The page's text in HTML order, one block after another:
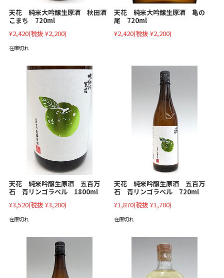
天花 純米大吟醸生原酒 秋田酒
こまち 720ml
¥2,420(税抜 ¥2,200)
在庫切れ
天花 純米大吟醸生原酒 亀の
尾 720ml
¥2,420(税抜 ¥2,200)
天花 純米吟醸生原酒 五百万
石 青リンゴラベル 1800ml
¥3,520(税抜 ¥3,200)
在庫切れ
天花 純米吟醸生原酒 五百万
石 青リンゴラベル 720ml
¥1,870(税抜 ¥1,700)
在庫切れ